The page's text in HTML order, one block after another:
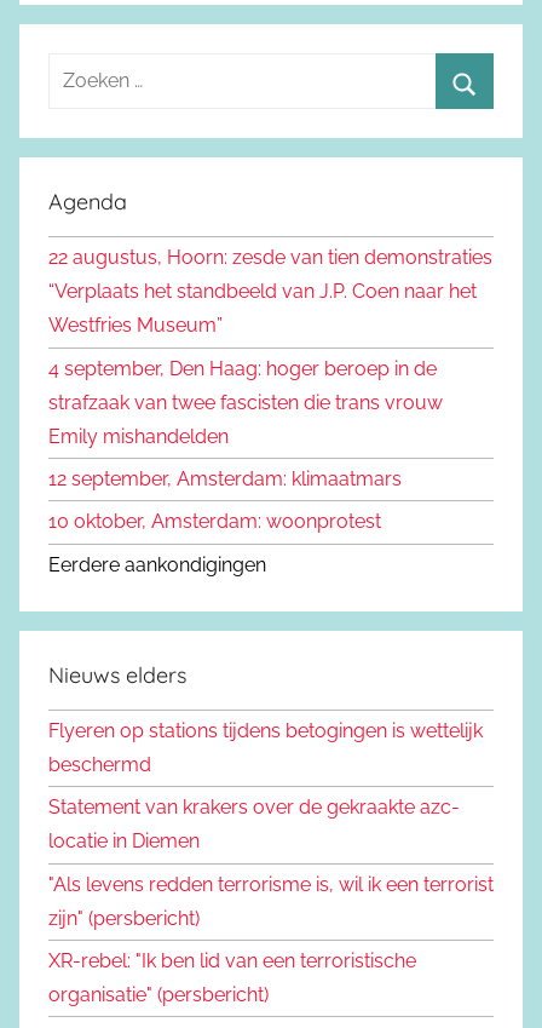
e
e
n
r
:
o
e
n
Agenda
22 augustus, Hoorn: zesde van tien demonstraties
“Verplaats het standbeeld van J.P. Coen naar het
Westfries Museum”
4 september, Den Haag: hoger beroep in de
strafzaak van twee fascisten die trans vrouw
Emily mishandelden
12 september, Amsterdam: klimaatmars
10 oktober, Amsterdam: woonprotest
Eerdere aankondigingen
Nieuws elders
Flyeren op stations tijdens betogingen is wettelijk
beschermd
Statement van krakers over de gekraakte azc-
locatie in Diemen
"Als levens redden terrorisme is, wil ik een terrorist
zijn" (persbericht)
XR-rebel: "Ik ben lid van een terroristische
organisatie" (persbericht)